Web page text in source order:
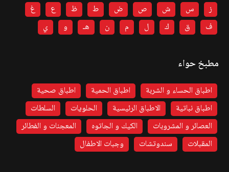
ز
س ش ص ض ط ظ ع
غ
ف
ق ك ل م ن هـ و ي
مطبخ حواء
اطباق الحساء و الشربة اطباق الحمية
اطباق صحية
اطباق نباتية
الاطباق الرئيسية الحلويات
السلطات
العصائر و المشروبات
الكيك و الجاتوه
المعجنات و الفطائر
المقبلات
سندوتشات وجبات الاطفال